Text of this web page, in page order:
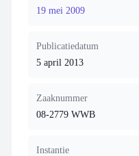
19 mei 2009
Publicatiedatum
5 april 2013
Zaaknummer
08-2779 WWB
Instantie